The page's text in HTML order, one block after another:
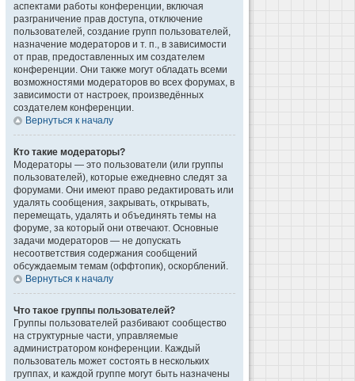
аспектами работы конференции, включая
разграничение прав доступа, отключение
пользователей, создание групп пользователей,
назначение модераторов и т. п., в зависимости
от прав, предоставленных им создателем
конференции. Они также могут обладать всеми
возможностями модераторов во всех форумах, в
зависимости от настроек, произведённых
создателем конференции.
Вернуться к началу
Кто такие модераторы?
Модераторы — это пользователи (или группы
пользователей), которые ежедневно следят за
форумами. Они имеют право редактировать или
удалять сообщения, закрывать, открывать,
перемещать, удалять и объединять темы на
форуме, за который они отвечают. Основные
задачи модераторов — не допускать
несоответствия содержания сообщений
обсуждаемым темам (оффтопик), оскорблений.
Вернуться к началу
Что такое группы пользователей?
Группы пользователей разбивают сообщество
на структурные части, управляемые
администратором конференции. Каждый
пользователь может состоять в нескольких
группах, и каждой группе могут быть назначены